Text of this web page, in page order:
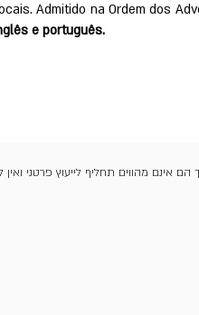
Admitido na Ordem dos
e português.
אינם מהווים תחליף לייעוץ פרטני